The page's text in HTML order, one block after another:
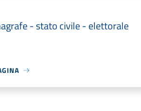
- stato civile - elettorale